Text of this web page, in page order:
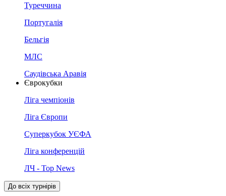
Туреччина
Португалія
Бельгія
МЛС
Саудівська Аравія
Єврокубки
Ліга чемпіонів
Ліга Європи
Суперкубок УЄФА
Ліга конференцій
ЛЧ - Top News
До всіх турнірів